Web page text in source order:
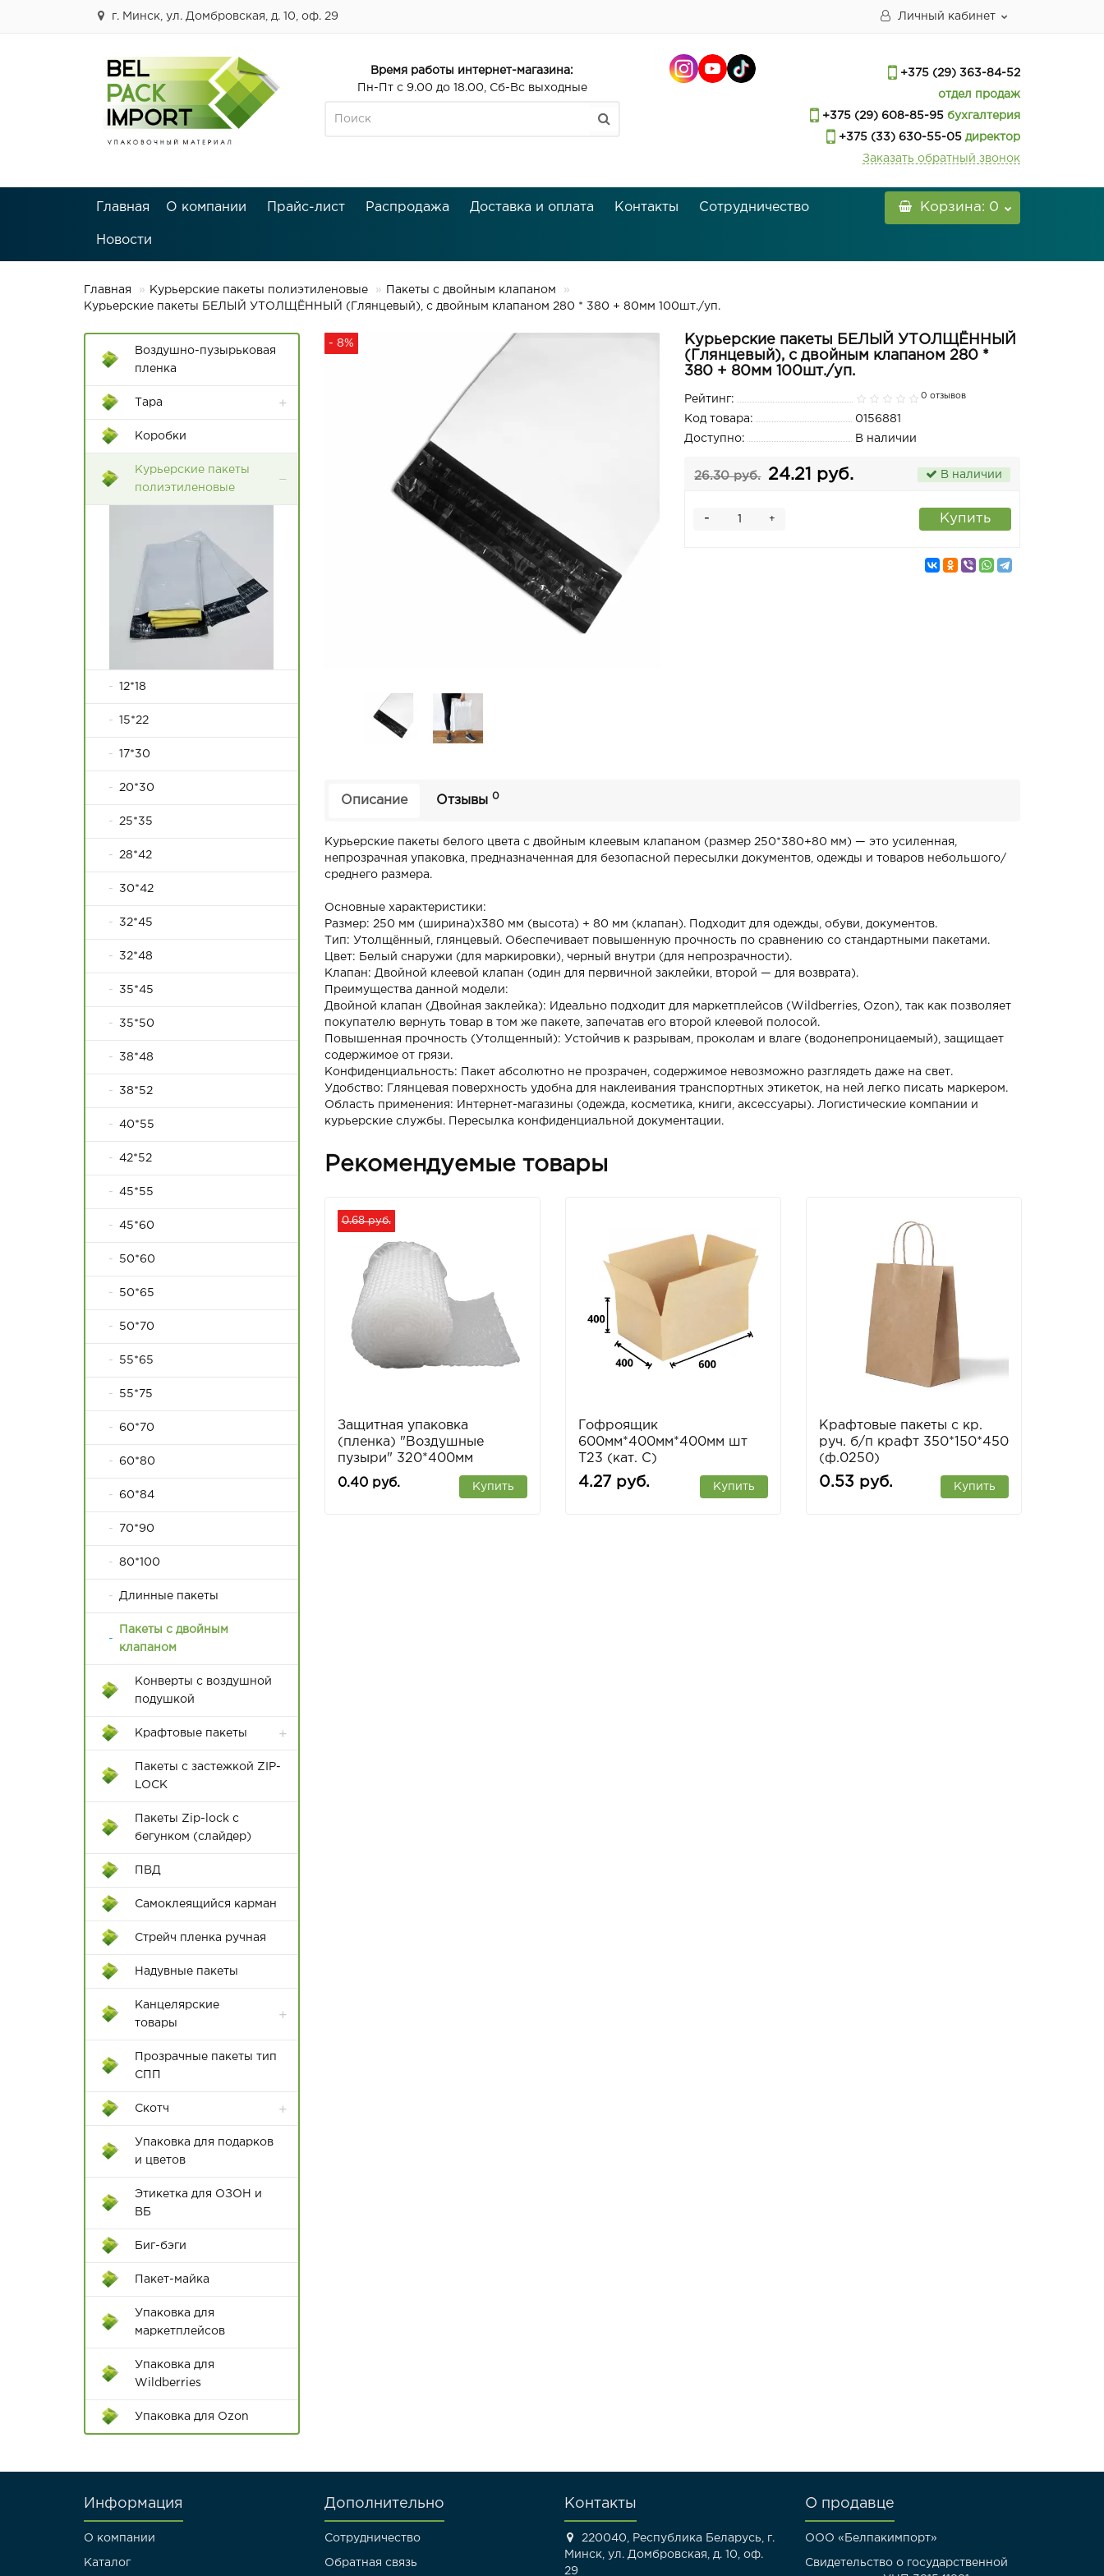
г. Минск, ул. Домбровская, д. 10, оф. 29 Личный кабинет
Время работы интернет-магазина:
Пн-Пт с 9.00 до 18.00, Сб-Вс выходные
+375 (29) 363-84-52
отдел продаж
+375 (29) 608-85-95 бухгалтерия
+375 (33) 630-55-05 директор
Заказать обратный звонок
Главная О компании Прайс-лист Распродажа Доставка и оплата Контакты Сотрудничество
Новости
Корзина: 0
Главная Курьерские пакеты полиэтиленовые
Пакеты с двойным клапаном
Курьерские пакеты БЕЛЫЙ УТОЛЩЁННЫЙ (Глянцевый), с двойным клапаном 280 * 380 + 80мм 100шт./уп.
Воздушно-пузырьковая
пленка
Тара
Контейнеры Rox Box
Пластиковые ящики
Коробки
Курьерские пакеты
полиэтиленовые
12*18
15*22
17*30
20*30
25*35
28*42
30*42
32*45
32*48
35*45
35*50
38*48
38*52
40*55
42*52
45*55
45*60
50*60
50*65
50*70
55*65
55*75
60*70
60*80
60*84
70*90
80*100
Длинные пакеты
Пакеты с двойным
клапаном
Конверты с воздушной
подушкой
Крафтовые пакеты
Пакеты с крученой ручкой
Пакеты с плоской с ручкой
Пакеты с застежкой ZIP-
LOCK
Пакеты Zip-lock с
бегунком (слайдер)
ПВД
Самоклеящийся карман
Стрейч пленка ручная
Надувные пакеты
Канцелярские
товары
Бумажная продукция
канцелярские
Пишущие
Прозрачные пакеты тип
СПП
Скотч
Диспенсеры для клейкой
Цветной скотч
Упаковка для подарков
и цветов
Этикетка для ОЗОН и
ВБ
Биг-бэги
Пакет-майка
Упаковка для
маркетплейсов
Упаковка для
Wildberries
Упаковка для Ozon
- 8%
Курьерские пакеты БЕЛЫЙ УТОЛЩЁННЫЙ
(Глянцевый), с двойным клапаном 280 *
380 + 80мм 100шт./уп.
Рейтинг: 0 отзывов
Код товара:
0156881
Доступно:
В наличии
26.30 руб. 24.21 руб. В наличии
+
- Купить
Описание Отзывы 0
Курьерские пакеты белого цвета с двойным клеевым клапаном (размер 250*380+80 мм) — это усиленная,
непрозрачная упаковка, предназначенная для безопасной пересылки документов, одежды и товаров небольшого/
среднего размера.
Основные характеристики:
Размер: 250 мм (ширина)х380 мм (высота) + 80 мм (клапан). Подходит для одежды, обуви, документов.
Тип: Утолщённый, глянцевый. Обеспечивает повышенную прочность по сравнению со стандартными пакетами.
Цвет: Белый снаружи (для маркировки), черный внутри (для непрозрачности).
Клапан: Двойной клеевой клапан (один для первичной заклейки, второй — для возврата).
Преимущества данной модели:
Двойной клапан (Двойная заклейка): Идеально подходит для маркетплейсов (Wildberries, Ozon), так как позволяет
покупателю вернуть товар в том же пакете, запечатав его второй клеевой полосой.
Повышенная прочность (Утолщенный): Устойчив к разрывам, проколам и влаге (водонепроницаемый), защищает
содержимое от грязи.
Конфиденциальность: Пакет абсолютно не прозрачен, содержимое невозможно разглядеть даже на свет.
Удобство: Глянцевая поверхность удобна для наклеивания транспортных этикеток, на ней легко писать маркером.
Область применения: Интернет-магазины (одежда, косметика, книги, аксессуары). Логистические компании и
курьерские службы. Пересылка конфиденциальной документации.
Рекомендуемые товары
0.68 руб.
Защитная упаковка
(пленка) "Воздушные
пузыри" 320*400мм
(сегмент), 1м., Китай
0.40 руб. Купить
Гофроящик
600мм*400мм*400мм шт
Т23 (кат. С)
4.27 руб. Купить
Крафтовые пакеты с кр.
руч. б/п крафт 350*150*450
(ф.0250)
0.53 руб. Купить
Информация
О компании
Каталог
Дополнительно
Сотрудничество
Обратная связь
Контакты
220040, Республика Беларусь, г.
Минск, ул. Домбровская, д. 10, оф.
29
О продавце
ООО «Белпакимпорт»
Свидетельство о государственной